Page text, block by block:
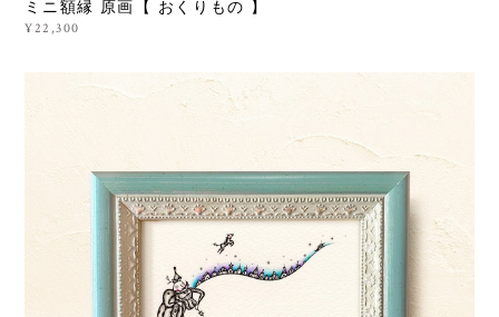
ミニ額縁 原画【 おくりもの 】
¥22,300